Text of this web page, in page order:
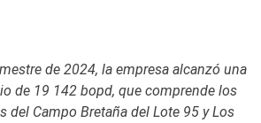
de 2024, la empresa alcanzó una
de 19 142 bopd, que comprende los
del Campo Bretaña del Lote 95 y Los